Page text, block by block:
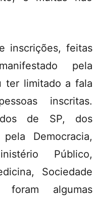
inscrições, feitas
pela
ter limitado a fala
inscritas.
de SP, dos
Democracia,
Público,
Sociedade
foram algumas